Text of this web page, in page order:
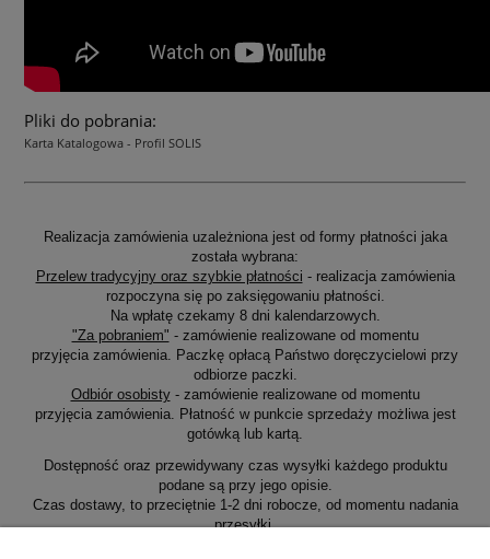
Pliki do pobrania:
Karta Katalogowa - Profil SOLIS
Realizacja zamówienia uzależniona jest od formy płatności jaka
została wybrana:
Przelew tradycyjny oraz szybkie płatności - realizacja zamówienia
rozpoczyna się po zaksięgowaniu płatności.
Na wpłatę czekamy 8 dni kalendarzowych.
"Za pobraniem" - zamówienie realizowane od momentu
przyjęcia zamówienia. Paczkę opłacą Państwo doręczycielowi przy
odbiorze paczki.
Odbiór osobisty- zamówienie realizowane od momentu
przyjęcia zamówienia. Płatność w punkcie sprzedaży możliwa jest
gotówką lub kartą.
Dostępność oraz przewidywany czas wysyłki każdego produktu
podane są przy jego opisie.
Czas dostawy, to przeciętnie 1-2 dni robocze, od momentu nadania
przesyłki.